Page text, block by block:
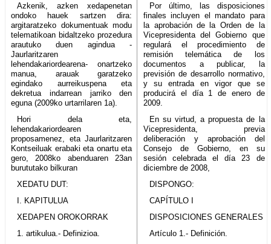
Azkenik, azken xedapenetan
ondoko hauek sartzen dira:
argitaratzeko dokumentuak modu
telematikoan bidaltzeko prozedura
arautuko duen agindua -
Jaurlaritzaren
lehendakariordearena- onartzeko
manua, arauak garatzeko
egindako aurreikuspena eta
dekretua indarrean jarriko den
eguna (2009ko urtarrilaren 1a).
Por último, las disposiciones
finales incluyen el mandato para
la aprobación de la Orden de la
Vicepresidenta del Gobierno que
regulará el procedimiento de
remisión telemática de los
documentos a publicar, la
previsión de desarrollo normativo,
y su entrada en vigor que se
producirá el día 1 de enero de
2009.
Hori dela eta,
lehendakariordearen
proposamenez, eta Jaurlaritzaren
Kontseiluak erabaki eta onartu eta
gero, 2008ko abenduaren 23an
burututako bilkuran
En su virtud, a propuesta de la
Vicepresidenta, previa
deliberación y aprobación del
Consejo de Gobierno, en su
sesión celebrada el día 23 de
diciembre de 2008,
XEDATU DUT:
DISPONGO:
I. KAPITULUA
CAPÍTULO I
XEDAPEN OROKORRAK
DISPOSICIONES GENERALES
1. artikulua.- Definizioa.
Artículo 1.- Definición.